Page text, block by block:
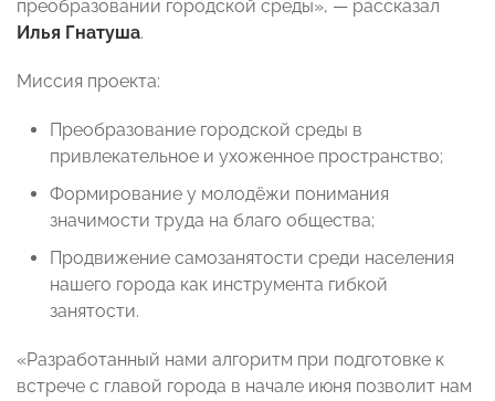
преобразовании городской среды», — рассказал
Илья Гнатуша.
Миссия проекта:
Преобразование городской среды в
привлекательное и ухоженное пространство;
Формирование у молодёжи понимания
значимости труда на благо общества;
Продвижение самозанятости среди населения
нашего города как инструмента гибкой
занятости.
«Разработанный нами алгоритм при подготовке к
встрече с главой города в начале июня позволит нам